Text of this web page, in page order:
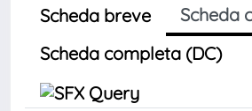
Scheda breve
Scheda
Scheda completa (DC)